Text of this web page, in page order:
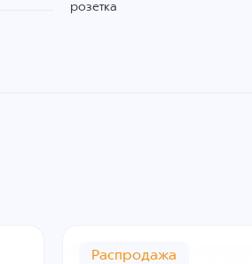
розетка
Распродажа